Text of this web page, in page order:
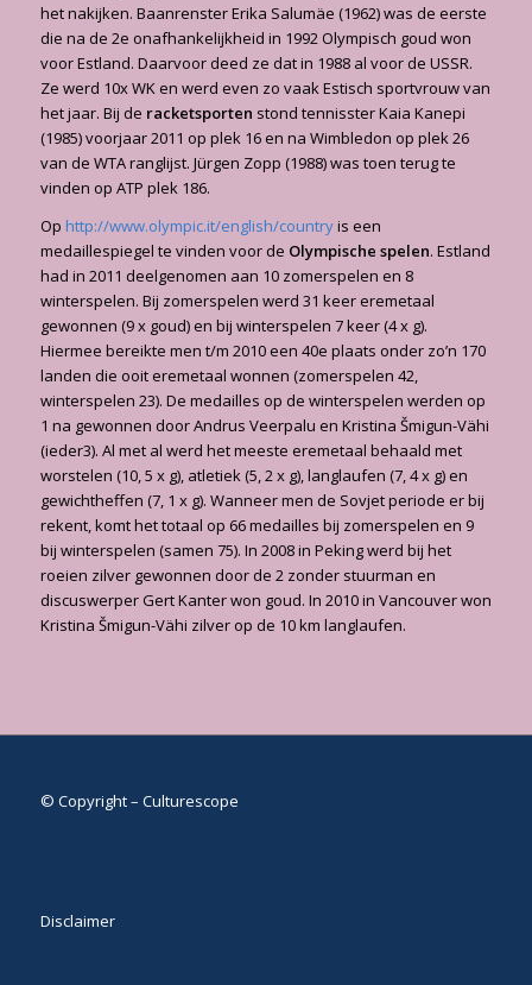
het nakijken. Baanrenster Erika Salumäe (1962) was de eerste
die na de 2e onafhankelijkheid in 1992 Olympisch goud won
voor Estland. Daarvoor deed ze dat in 1988 al voor de USSR.
Ze werd 10x WK en werd even zo vaak Estisch sportvrouw van
het jaar. Bij de racketsporten stond tennisster Kaia Kanepi
(1985) voorjaar 2011 op plek 16 en na Wimbledon op plek 26
van de WTA ranglijst. Jürgen Zopp (1988) was toen terug te
vinden op ATP plek 186.
Op http://www.olympic.it/english/countryis een
medaillespiegel te vinden voor de Olympische spelen. Estland
had in 2011 deelgenomen aan 10 zomerspelen en 8
winterspelen. Bij zomerspelen werd 31 keer eremetaal
gewonnen (9 x goud) en bij winterspelen 7 keer (4 x g).
Hiermee bereikte men t/m 2010 een 40e plaats onder zo’n 170
landen die ooit eremetaal wonnen (zomerspelen 42,
winterspelen 23). De medailles op de winterspelen werden op
1 na gewonnen door Andrus Veerpalu en Kristina Šmigun-Vähi
(ieder3). Al met al werd het meeste eremetaal behaald met
worstelen (10, 5 x g), atletiek (5, 2 x g), langlaufen (7, 4 x g) en
gewichtheffen (7, 1 x g). Wanneer men de Sovjet periode er bij
rekent, komt het totaal op 66 medailles bij zomerspelen en 9
bij winterspelen (samen 75). In 2008 in Peking werd bij het
roeien zilver gewonnen door de 2 zonder stuurman en
discuswerper Gert Kanter won goud. In 2010 in Vancouver won
Kristina Šmigun-Vähi zilver op de 10 km langlaufen.
© Copyright – Culturescope
Disclaimer